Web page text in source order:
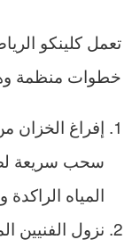
تعمل كلينكو
خطوات منظمة
إفراغ الخزان
سحب سريعة
المياه
نزول الفنيين